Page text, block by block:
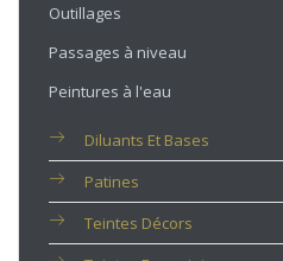
Outillages
Passages à niveau
Peintures à l'eau
Diluants Et Bases
Patines
Teintes Décors